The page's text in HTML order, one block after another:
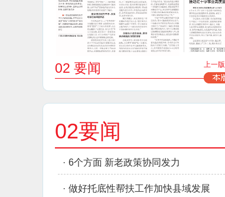
02 要闻 上一版
02要闻
· 6个方面 新老政策协同发力
· 做好托底性帮扶工作加快县域发展